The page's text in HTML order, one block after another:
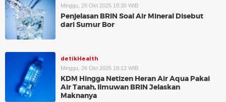
Minggu, 26 Okt 2025 18:30 WIB
Penjelasan BRIN Soal Air Mineral Disebut
dari Sumur Bor
detikHealth
Minggu, 26 Okt 2025 18:12 WIB
KDM Hingga Netizen Heran Air Aqua Pakai
Air Tanah, Ilmuwan BRIN Jelaskan
Maknanya